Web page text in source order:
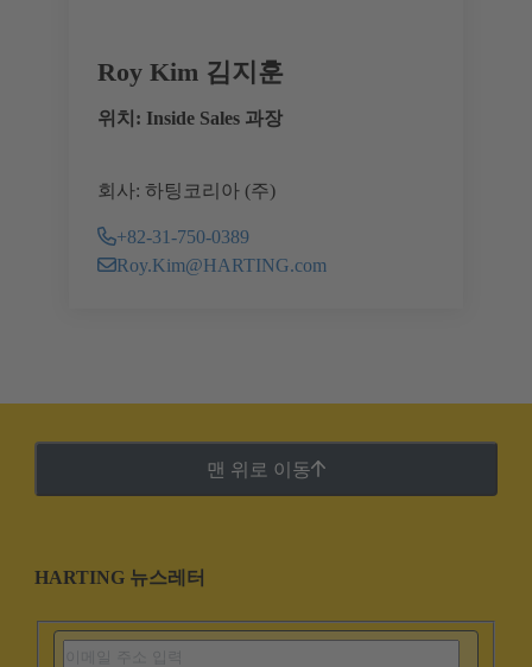
Roy Kim 김지훈
위치: Inside Sales 과장
회사: 하팅코리아 (주)
+82-31-750-0389
Roy.Kim@HARTING.com
맨 위로 이동
HARTING 뉴스레터